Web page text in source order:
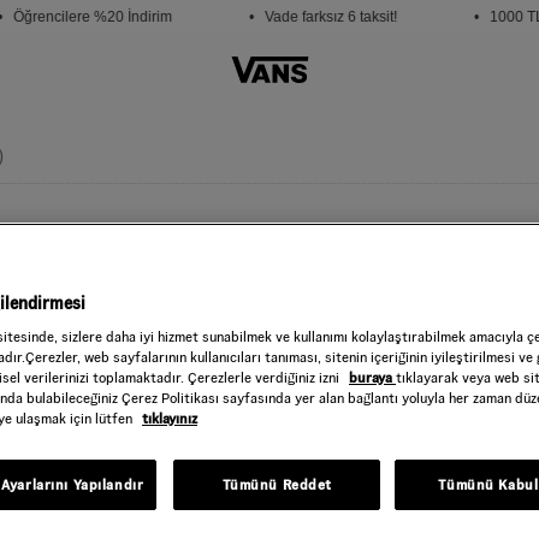
Öğrencilere %20 İndirim • Vade farksız 6 taksit! • 1000
CLASSIC
1.499,00 TL
RENK : White
Seçiniz
sizlere daha iyi hizmet sunabilmek ve kullanımı kolaylaştırabilmek amacıyla
web sayfalarının kullanıcıları tanıması, sitenin içeriğinin iyileştirilmesi
verilerinizi toplamaktadır. Çerezlerle verdiğiniz izni
buraya tıklayarak veya web
bulabileceğiniz Çerez Politikası sayfasında yer alan bağlantı yoluyla her zaman
ulaşmak için lütfen tıklayınız
Tümünü Reddet Tümünü
Yapılandır